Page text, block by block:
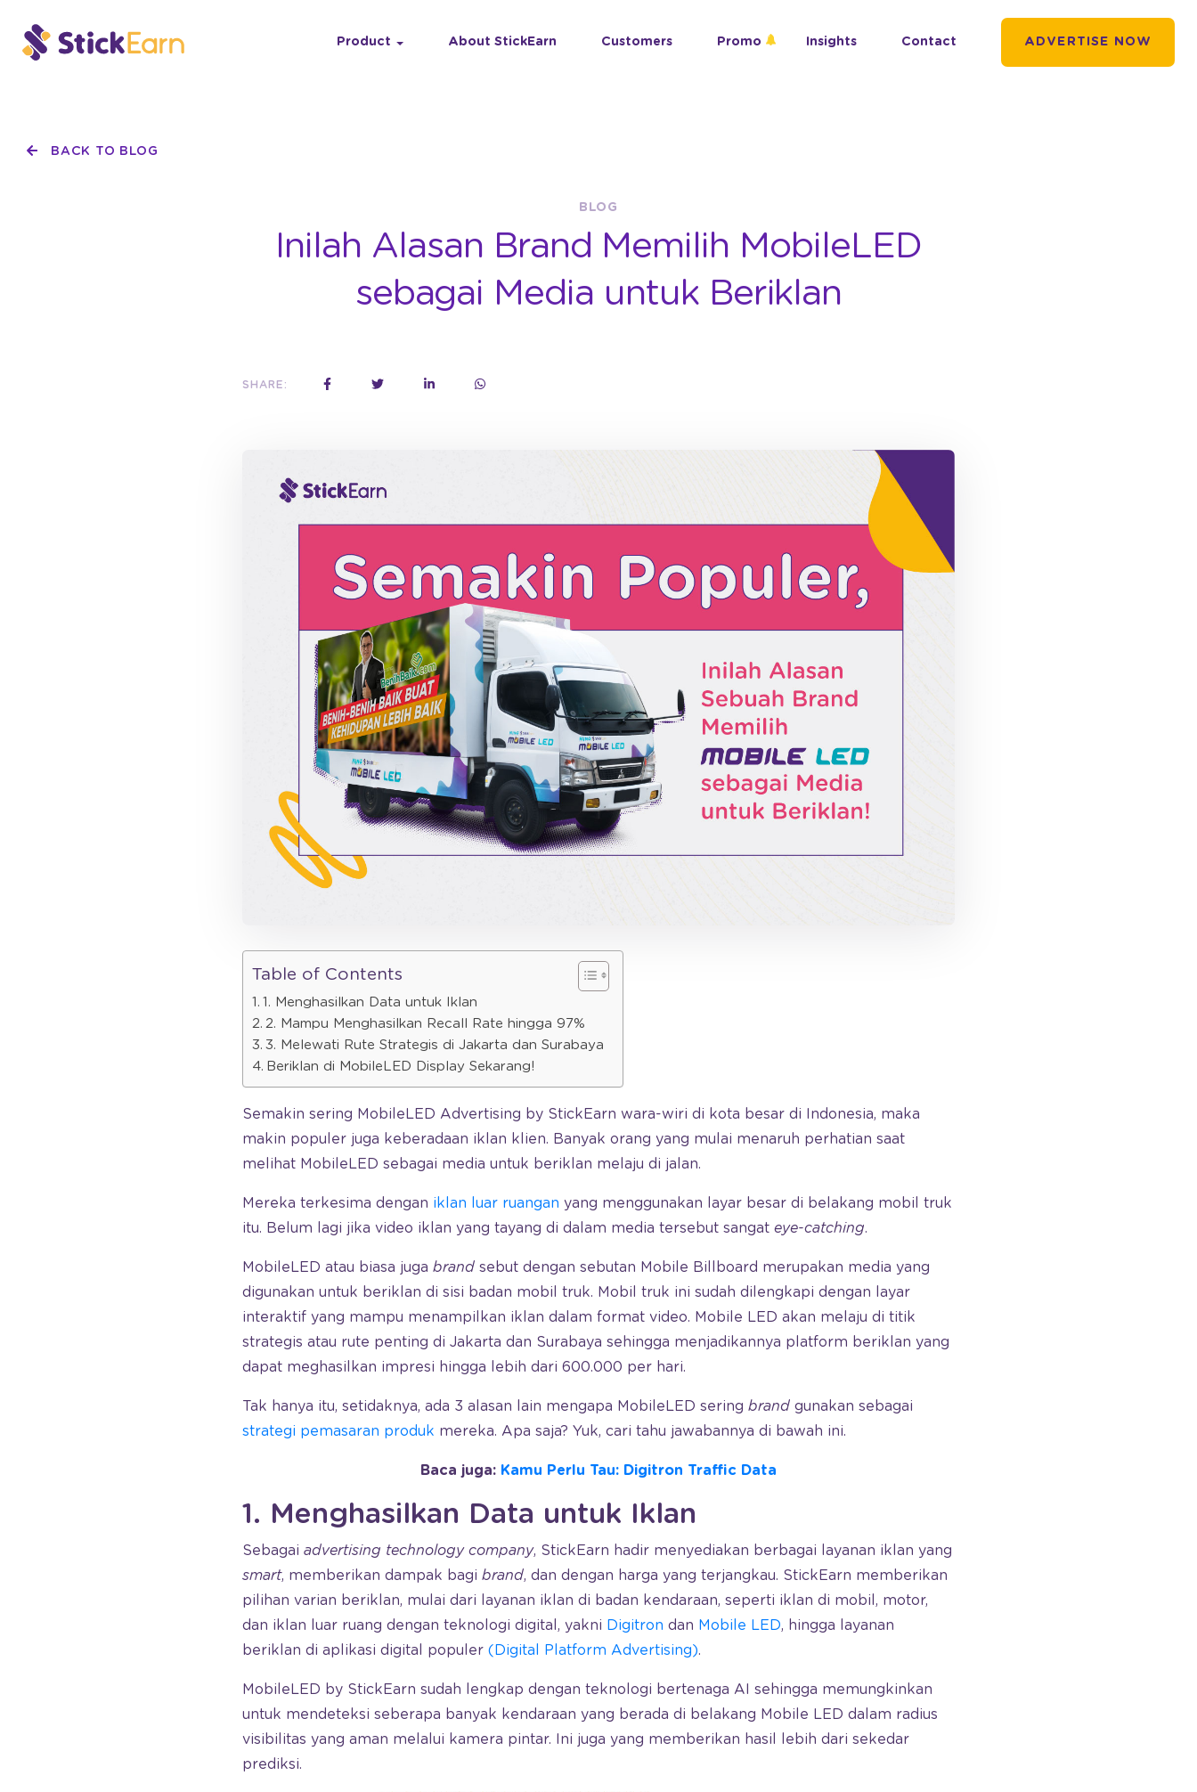
Product About StickEarn Customers Promo Insights Contact ADVERTISE NOW
BACK TO BLOG
BLOG
Inilah Alasan Brand Memilih MobileLED
sebagai Media untuk Beriklan
SHARE:
Table of Contents
1. Menghasilkan Data untuk Iklan
2. Mampu Menghasilkan Recall Rate hingga 97%
3. Melewati Rute Strategis di Jakarta dan Surabaya
Beriklan di MobileLED Display Sekarang!
Semakin sering MobileLED Advertising by StickEarn wara-wiri di kota besar di Indonesia, maka
makin populer juga keberadaan iklan klien. Banyak orang yang mulai menaruh perhatian saat
melihat MobileLED sebagai media untuk beriklan melaju di jalan.
Mereka terkesima dengan iklan luar ruangan yang menggunakan layar besar di belakang mobil truk
itu. Belum lagi jika video iklan yang tayang di dalam media tersebut sangat eye-catching.
MobileLED atau biasa juga brand sebut dengan sebutan Mobile Billboard merupakan media yang
digunakan untuk beriklan di sisi badan mobil truk. Mobil truk ini sudah dilengkapi dengan layar
interaktif yang mampu menampilkan iklan dalam format video. Mobile LED akan melaju di titik
strategis atau rute penting di Jakarta dan Surabaya sehingga menjadikannya platform beriklan yang
dapat meghasilkan impresi hingga lebih dari 600.000 per hari.
Tak hanya itu, setidaknya, ada 3 alasan lain mengapa MobileLED sering brand gunakan sebagai
strategi pemasaran produk mereka. Apa saja? Yuk, cari tahu jawabannya di bawah ini.
Baca juga: Kamu Perlu Tau: Digitron Traffic Data
1. Menghasilkan Data untuk Iklan
Sebagai advertising technology company, StickEarn hadir menyediakan berbagai layanan iklan yang
smart, memberikan dampak bagi brand, dan dengan harga yang terjangkau. StickEarn memberikan
pilihan varian beriklan, mulai dari layanan iklan di badan kendaraan, seperti iklan di mobil, motor,
dan iklan luar ruang dengan teknologi digital, yakni Digitron dan Mobile LED, hingga layanan
beriklan di aplikasi digital populer (Digital Platform Advertising).
MobileLED by StickEarn sudah lengkap dengan teknologi bertenaga AI sehingga memungkinkan
untuk mendeteksi seberapa banyak kendaraan yang berada di belakang Mobile LED dalam radius
visibilitas yang aman melalui kamera pintar. Ini juga yang memberikan hasil lebih dari sekedar
prediksi.